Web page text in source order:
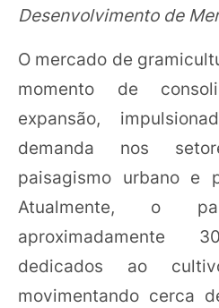
Desenvolvimento de
O mercado de
momento de
expansão,
demanda nos
paisagismo urbano e
Atualmente, o
dedicados ao
movimentando cerca